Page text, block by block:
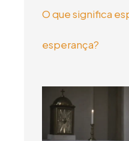
O que significa
esperança?